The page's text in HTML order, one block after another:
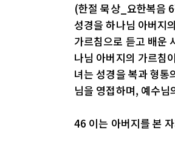
(한절 묵상_요한복음
성경을 하나님 아버지
가르침으로 듣고 배운
나님 아버지의 가르침
녀는 성경을 복과 형통
님을 영접하며, 예수
46 이는 아버지를 본